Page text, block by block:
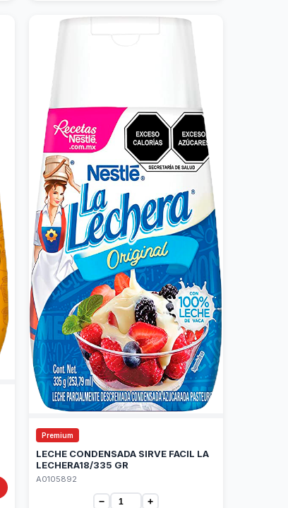
Premium
LECHE CONDENSADA SIRVE FACIL LA
LECHERA18/335 GR
A0105892
− +